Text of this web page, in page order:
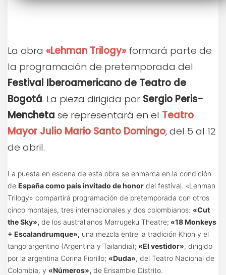
La obra «Lehman Trilogy» formará parte de
la programación de pretemporada del
Festival Iberoamericano de Teatro de
Bogotá. La pieza dirigida por Sergio Peris-
Mencheta se representará en el Teatro
Mayor Julio Mario Santo Domingo, del 5 al 12
de abril.
La puesta en escena de esta obra se enmarca en la condición
de España como país invitado de honor del festival. «Lehman
Trilogy» compartirá programación de pretemporada con otros
cinco montajes, tres internacionales y dos colombianos: «Cut
the Sky», de los australianos Marrugeku Theatre; «18 Monkeys
+ Escalandrumque», una mezcla entre la tradición Khon y el
tango argentino (Argentina y Tailandia); «El vestidor», dirigido
por la argentina Corina Fiorillo; «Duda», del Teatro Nacional de
Colombia, y «Números», de Ensamble Distrito.